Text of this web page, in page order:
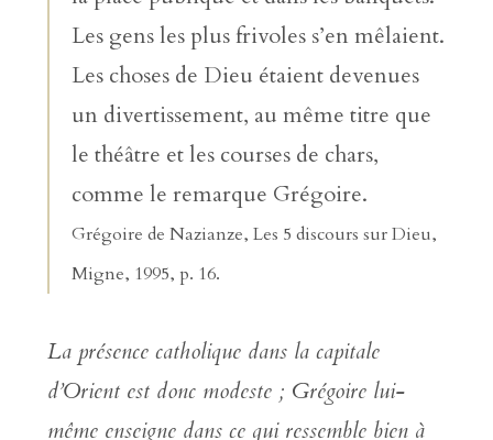
Les gens les plus frivoles s’en mêlaient.
Les choses de Dieu étaient devenues
un divertissement, au même titre que
le théâtre et les courses de chars,
comme le remarque Grégoire.
Grégoire de Nazianze, Les 5 discours sur Dieu,
Migne, 1995, p. 16.
La présence catholique dans la capitale
d’Orient est donc modeste ; Grégoire lui-
même enseigne dans ce qui ressemble bien à